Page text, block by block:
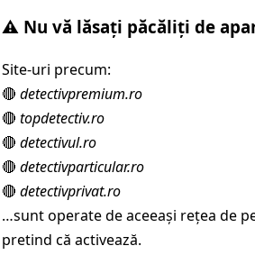
⚠️ Nu vă lăsați păcăliți de
Site-uri precum:
🔴 detectivpremium.ro
🔴 topdetectiv.ro
🔴 detectivul.ro
🔴 detectivparticular.ro
🔴 detectivprivat.ro
…sunt operate de aceeași rețea de
pretind că activează.